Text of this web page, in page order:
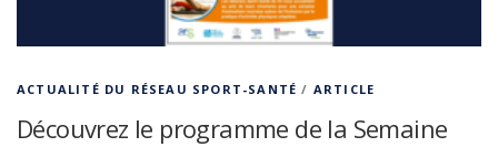
ACTUALITÉ DU RÉSEAU SPORT-SANTÉ / ARTICLE
Découvrez le programme de la Semaine